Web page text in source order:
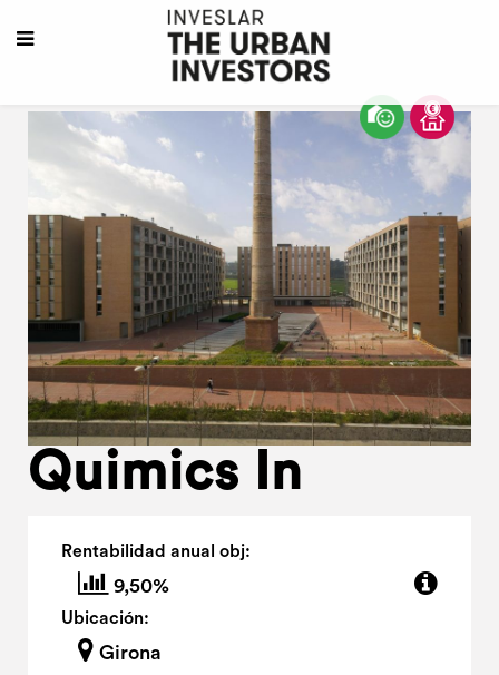
Quimics In
Rentabilidad anual obj:
9,50%
Ubicación:
Girona